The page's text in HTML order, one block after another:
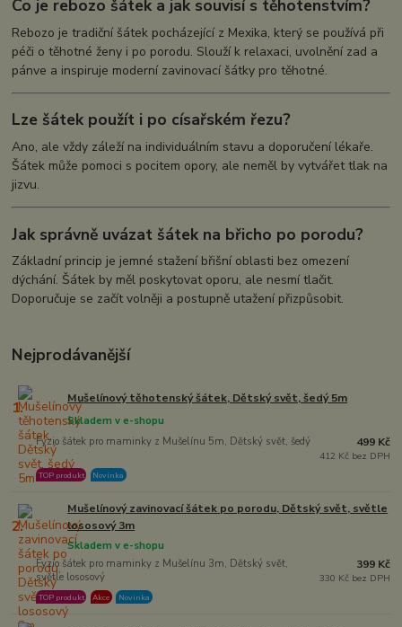
Co je rebozo šátek a jak souvisí s těhotenstvím?
Rebozo je tradiční šátek pocházející z Mexika, který se používá při
péči o těhotné ženy i po porodu. Slouží k relaxaci, uvolnění zad a
pánve a inspiruje moderní zavinovací šátky pro těhotné.
Lze šátek použít i po císařském řezu?
Ano, ale vždy záleží na individuálním stavu a doporučení lékaře.
Šátek může pomoci s pocitem opory, ale neměl by vytvářet tlak na
jizvu.
Jak správně uvázat šátek na břicho po porodu?
Základní princip je jemné stažení břišní oblasti bez omezení
dýchání. Šátek by měl poskytovat oporu, ale nesmí tlačit.
Doporučuje se začít volněji a postupně utažení přizpůsobit.
Nejprodávanější
1. Mušelínový těhotenský šátek, Dětský svět, šedý 5m
Fyzio šátek pro maminky z Mušelínu 5m, Dětský svět, šedý
Skladem v e-shopu
TOP produkt Novinka
499 Kč
412 Kč bez DPH
2.
Mušelínový zavinovací šátek po porodu, Dětský svět, světle
lososový 3m
Fyzio šátek pro maminky z Mušelínu 3m, Dětský svět,
světle lososový
Skladem v e-shopu
TOP produkt Akce Novinka
399 Kč
330 Kč bez DPH